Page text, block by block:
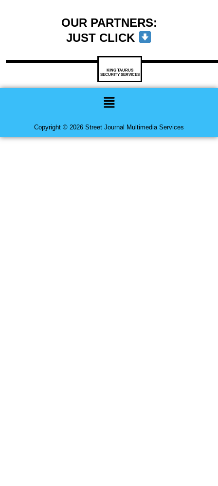
OUR PARTNERS:
JUST CLICK
KING TAURUS
SECURITY SERVICES
Menu
Copyright © 2026 Street Journal Multimedia Services